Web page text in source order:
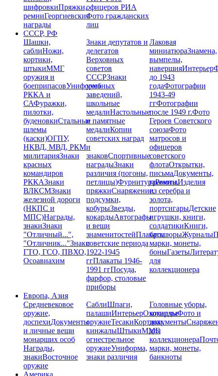
шифровкиПряжки,
ремниГеоргиевские
награды
офицеров РИА
Фото гражданских
лиц
СССР, РФ
Шашки,
саблиНожи,
кортики,
штыкиММГ
оружия и
боеприпасовУниформа
РККА и
САФуражки,
пилотки,
буденовкиСтальные
шлемы
(каски)ОГПУ,
НКВД, МВД, РКМ
милитарияЗнаки
красных
командиров
РККАЗнаки
ВЛКСМЗнаки
железной дороги
(НКПС и
МПС)Награды,
знакиЗнаки
"Отличный...",
"Отличник..."Знаки
ГТО, ГСО, ПВХО,
Осоавиахим
Знаки депутатов и
делегатов
Верховных
советов
СССРЗнаки
учебных
заведений,
школьные
медалиНастольные
и памятные
медалиКопии
советских наград
и
знаковСпортивные
наградыЗнаки
различия (погоны,
петлицы)ФурнитураРемни,
пряжкиСнаряжение,
подсумки,
кобурыЗвезды,
кокардыАвтографы
и вещи
знаменитостейПлакаты
советские периода
1922-1945
ггПлакаты 1946-
1991 ггПосуда,
фарфор, столовые
приборы
Лаковая
миниатюраЗнамена,
вымпелы,
навершияИнтерьер
до 1943
годаФотографии
1943-49
ггФотографии
после 1949 г.Фото
Героев Советского
союзаФото
матросов и
офицеров
советского
флотаОткрытки,
письмаДокументы,
грамотыИзделия
из серебра и
золота,
портсигарыДетские
игрушки, книги,
солдатикиКниги,
брошюрыЖурналы
марки, монеты,
боныГазеты
для
коллекционера
Европа, Азия
Средневековое
оружие,
доспехиДокументы
и личные вещи
монарших особ
Награды,
знакиВосточное
оружие
СаблиШпаги,
палашиИнтерьерОхотничье
оружиеТесакиКортики,
кинжалыШтыкиММГ,
огнестрельное
оружиеУниформа,
знаки различия
Головные уборы,
кокардыФото и
документы
для
коллекционера
марки, монеты,
банкноты
Америка